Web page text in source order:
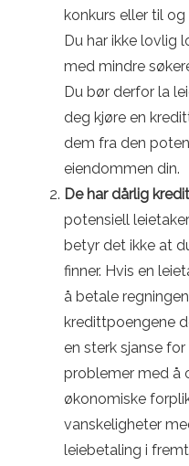
konkurs eller til
Du har ikke lovlig
med mindre
Du bør derfor la
deg kjøre en
dem fra den
eiendommen din.
De har dårlig
potensiell
betyr det ikke at
finner. Hvis en
å betale
kredittpoengene
en sterk sjanse
problemer med å
økonomiske
vanskeligheter
leiebetaling i